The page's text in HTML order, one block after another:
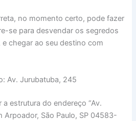
no momento certo, pode fazer
se para desvendar os segredos
chegar ao seu destino com
Av. Jurubatuba, 245
estrutura do endereço “Av.
Arpoador, São Paulo, SP 04583-